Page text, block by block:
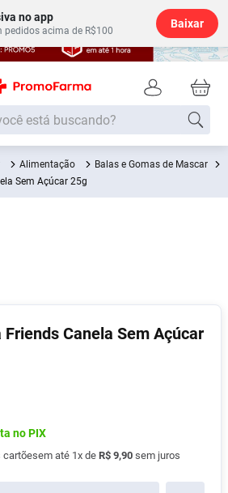
no app
pedidos acima de R$100
Baixar
Alimentação
Balas e Gomas de Mascar
Sem Açúcar 25g
Canela Sem Açúcar
no PIX
cartõesem até 1x de R$ 9,90 sem juros